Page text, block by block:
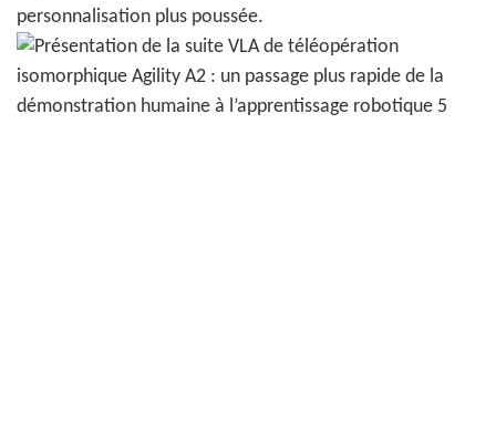
personnalisation plus poussée.